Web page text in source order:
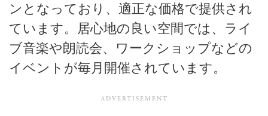
ンとなっており、適正な価格で提供され
ています。居心地の良い空間では、ライ
ブ音楽や朗読会、ワークショップなどの
イベントが毎月開催されています。